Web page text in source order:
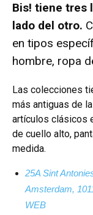
Bis! tiene tres
lado del otro.
en tipos
hombre, ropa
Las colecciones
más antiguas de
artículos clásicos
de cuello alto,
medida.
25A Sint
Amsterdam,
WEB